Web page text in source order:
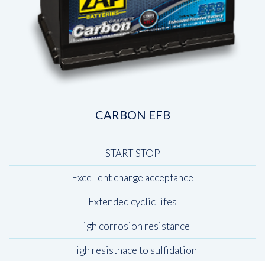
CARBON EFB
START-STOP
Excellent charge acceptance
Extended cyclic lifes
High corrosion resistance
High resistnace to sulfidation